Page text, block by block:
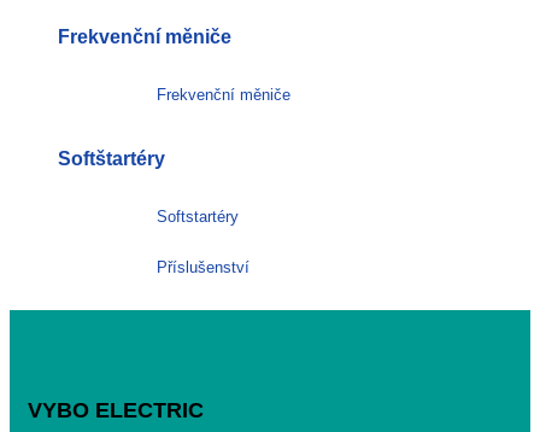
Frekvenční měniče
Frekvenční měniče
Softštartéry
Softstartéry
Příslušenství
VYBO ELECTRIC